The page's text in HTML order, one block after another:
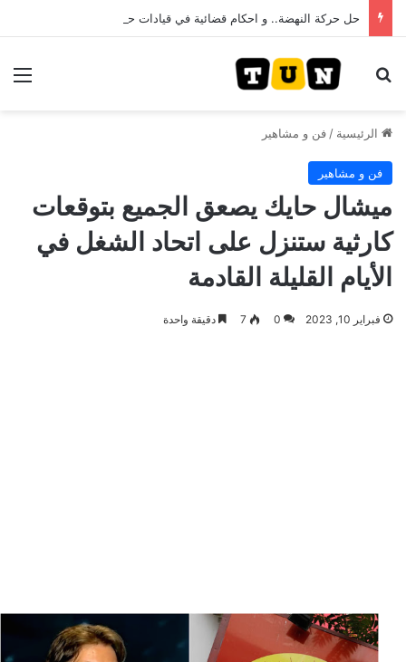
بحث عن
الرئيسية /فن و مشاهير
فن و مشاهير
ميشال حايك يصعق الجميع بتوقعات
كارثية ستنزل على اتحاد الشغل في
الأيام القليلة القادمة
فبراير 10, 2023 0
7 دقيقة واحدة